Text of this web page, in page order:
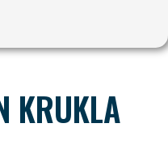
KRUKLA